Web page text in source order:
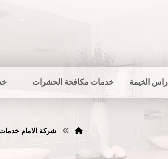
راس الخيمة خدمات مكافحة الحشرات
شركة الامام خدمات